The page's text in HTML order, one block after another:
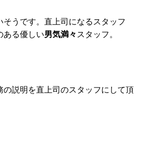
うです。直上司になるスタッフ
ある優しい男気満々スタッフ。
説明を直上司のスタッフにして頂